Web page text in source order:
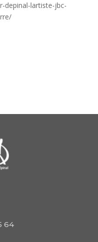
depinal-lartiste-jbc-
64